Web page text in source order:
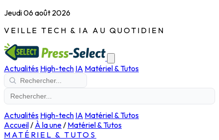
Jeudi 06 août 2026
VEILLE TECH & IA AU QUOTIDIEN
Actualités High-tech IA Matériel & Tutos
Actualités High-tech IA Matériel & Tutos
Accueil/ À la une/ Matériel & Tutos
MATÉRIEL & TUTOS